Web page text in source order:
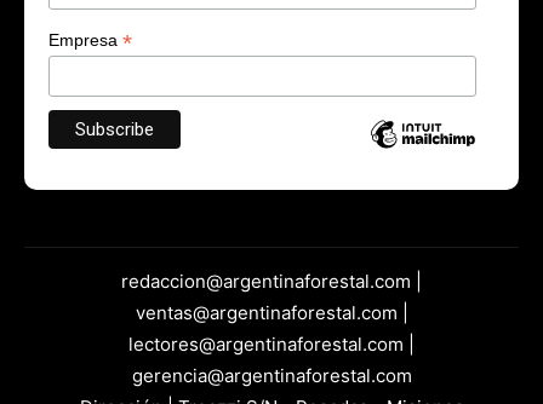
Empresa *
redaccion@argentinaforestal.com |
ventas@argentinaforestal.com |
lectores@argentinaforestal.com |
gerencia@argentinaforestal.com